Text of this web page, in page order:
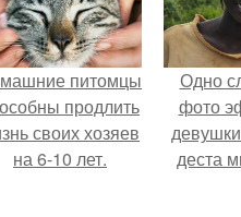
питомцы
продлить
своих хозяев
на 6-10 лет.
Одно
фото
деста